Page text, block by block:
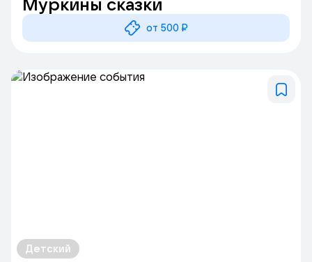
Муркины сказки
от 500 ₽
Детский